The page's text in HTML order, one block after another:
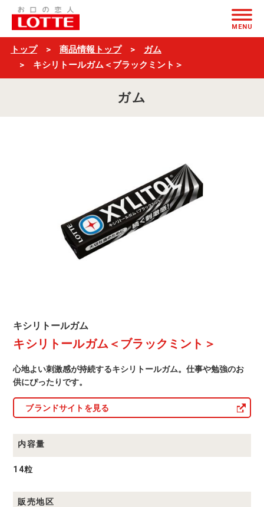
キ
シ
リ
ー
ガ
MENU
トップ 商品情報トップ
ガム
キシリトールガム＜ブラックミント＞
ガム
キ
リ
ー
ル
ガ
商
一
キシリトールガム
キシリトールガム＜ブラックミント＞
心地よい刺激感が持続するキシリトールガム。仕事や勉強のお
供にぴったりです。
ブランドサイトを見る
内容量
14粒
販売地区